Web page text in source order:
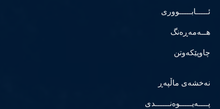
ئـــــابـــــووری
هــەمەڕەنگ
چاوپێکەوتن
نەخشەی ماڵپەڕ
پــــەیـــــوەنــــــدی